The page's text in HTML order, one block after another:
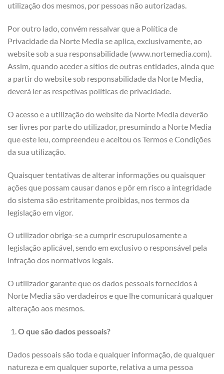
utilização dos mesmos, por pessoas não autorizadas.
Por outro lado, convém ressalvar que a Política de
Privacidade da Norte Media se aplica, exclusivamente, ao
website sob a sua responsabilidade (www.nortemedia.com).
Assim, quando aceder a sítios de outras entidades, ainda que
a partir do website sob responsabilidade da Norte Media,
deverá ler as respetivas políticas de privacidade.
O acesso e a utilização do website da Norte Media deverão
ser livres por parte do utilizador, presumindo a Norte Media
que este leu, compreendeu e aceitou os Termos e Condições
da sua utilização.
Quaisquer tentativas de alterar informações ou quaisquer
ações que possam causar danos e pôr em risco a integridade
do sistema são estritamente proibidas, nos termos da
legislação em vigor.
O utilizador obriga-se a cumprir escrupulosamente a
legislação aplicável, sendo em exclusivo o responsável pela
infração dos normativos legais.
O utilizador garante que os dados pessoais fornecidos à
Norte Media são verdadeiros e que lhe comunicará qualquer
alteração aos mesmos.
O que são dados pessoais?
Dados pessoais são toda e qualquer informação, de qualquer
natureza e em qualquer suporte, relativa a uma pessoa